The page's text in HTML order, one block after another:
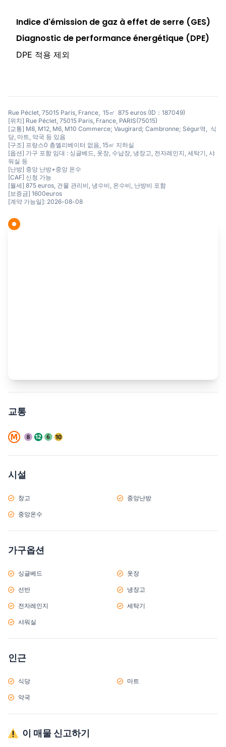
Indice d'émission de gaz à effet de serre (GES)
Diagnostic de performance énergétique (DPE)
DPE 적용 제외
Rue Péclet, 75015 Paris, France, 15㎡ 875 euros (ID：187049)
[위치] Rue Péclet, 75015 Paris, France, PARIS(75015)
[교통] M8, M12, M6, M10 Commerce; Vaugirard; Cambronne; Ségur역, 식
당, 마트, 약국 등 있음
[구조] 프랑스0 층엘리베이터 없음, 15㎡ 지하실
[옵션] 가구 포함 임대 : 싱글베드, 옷장, 수납장, 냉장고, 전자레인지, 세탁기, 샤
워실 등
[난방] 중앙 난방+중앙 온수
[CAF] 신청 가능
[월세] 875 euros, 건물 관리비, 냉수비, 온수비, 난방비 포함
[보증금] 1600euros
[계약 가능일]: 2026-08-08
교통
시설
창고 중앙난방
중앙온수
가구옵션
싱글베드 옷장
선반 냉장고
전자레인지 세탁기
샤워실
인근
식당 마트
약국
이 매물 신고하기